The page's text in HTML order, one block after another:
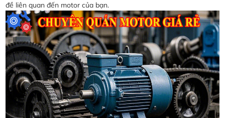
đề liên quan đến motor của bạn.